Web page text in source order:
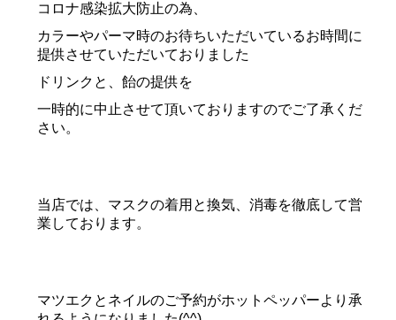
コロナ感染拡大防止の為、
カラーやパーマ時のお待ちいただいているお時間に
提供させていただいておりました
ドリンクと、飴の提供を
一時的に中止させて頂いておりますのでご了承くだ
さい。
当店では、マスクの着用と換気、消毒を徹底して営
業しております。
マツエクとネイルのご予約がホットペッパーより承